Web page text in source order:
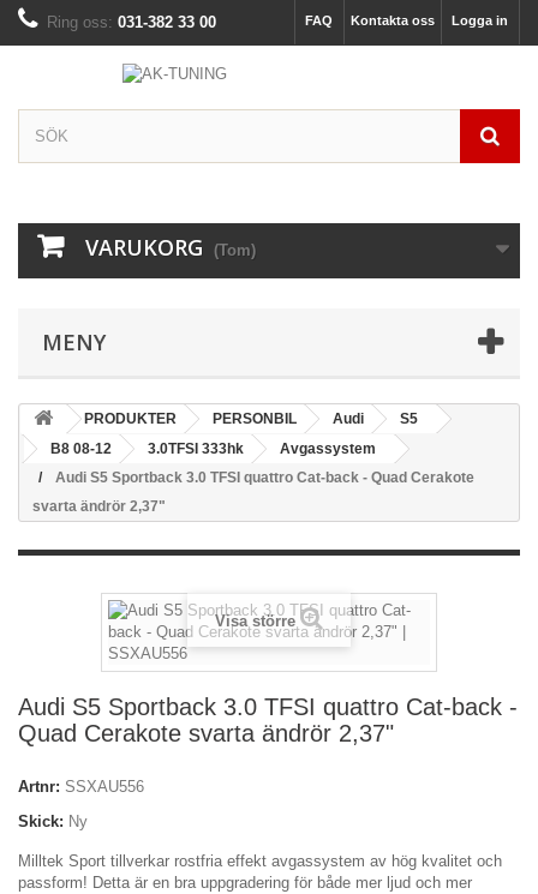
Logga in
Kontakta oss
FAQ
Ring oss: 031-382 33 00
VARUKORG (Tom)
MENY
PRODUKTER PERSONBIL Audi
S5
B8 08-12
3.0TFSI 333hk
Avgassystem
Audi S5 Sportback 3.0 TFSI quattro Cat-back - Quad Cerakote
svarta ändrör 2,37"
Visa större
Audi S5 Sportback 3.0 TFSI quattro Cat-back -
Quad Cerakote svarta ändrör 2,37"
Artnr: SSXAU556
Skick: Ny
Milltek Sport tillverkar rostfria effekt avgassystem av hög kvalitet och
passform! Detta är en bra uppgradering för både mer ljud och mer